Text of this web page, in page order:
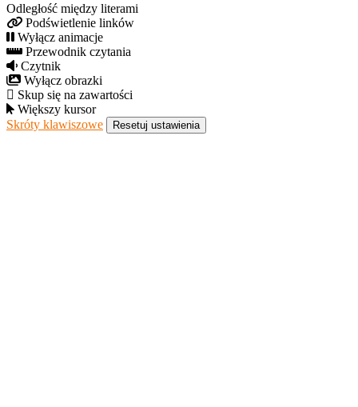
Odległość między literami
Podświetlenie linków
Wyłącz animacje
Przewodnik czytania
Czytnik
Wyłącz obrazki
Skup się na zawartości
Większy kursor
Skróty klawiszowe
Resetuj ustawienia